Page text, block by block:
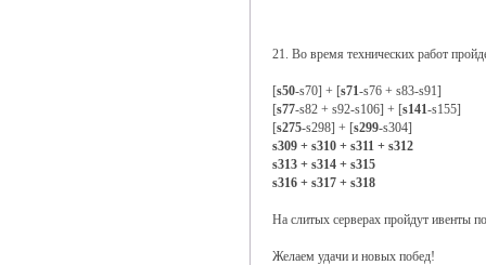
21. Во время технических работ
[s50-s70] + [s71-s76 + s83-s91]
[s77-s82 + s92-s106] + [s141-s155]
[s275-s298] + [s299-s304]
s309 + s310 + s311 + s312
s313 + s314 + s315
s316 + s317 + s318
На слитых серверах пройдут ивенты
Желаем удачи и новых побед!